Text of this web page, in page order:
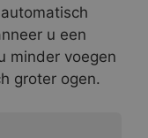
u een
minder voegen
groter ogen.